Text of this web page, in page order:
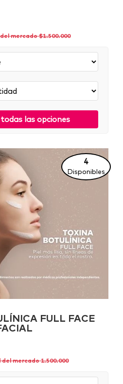
mercado $1.500.000
las opciones
4
Disponibles
FULL FACE
mercado 1.500.000